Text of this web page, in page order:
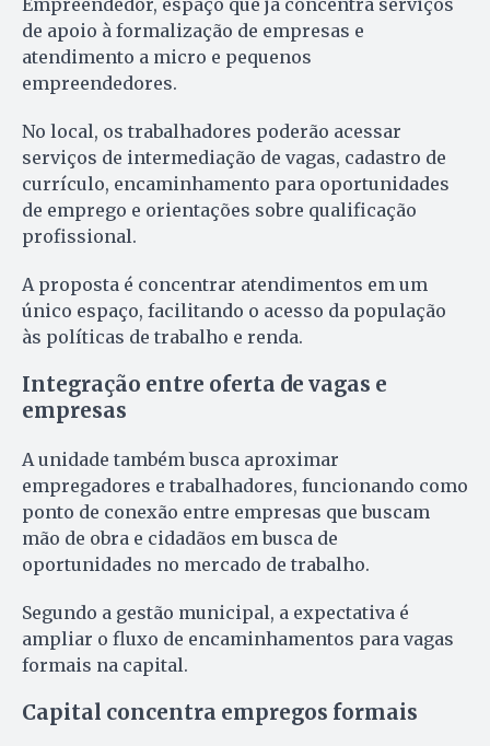
de apoio à formalização de empresas e
atendimento a micro e pequenos
empreendedores.
No local, os trabalhadores poderão acessar
serviços de intermediação de vagas, cadastro de
currículo, encaminhamento para oportunidades
de emprego e orientações sobre qualificação
profissional.
A proposta é concentrar atendimentos em um
único espaço, facilitando o acesso da população
às políticas de trabalho e renda.
Integração entre oferta de vagas e
empresas
A unidade também busca aproximar
empregadores e trabalhadores, funcionando como
ponto de conexão entre empresas que buscam
mão de obra e cidadãos em busca de
oportunidades no mercado de trabalho.
Segundo a gestão municipal, a expectativa é
ampliar o fluxo de encaminhamentos para vagas
formais na capital.
Capital concentra empregos formais